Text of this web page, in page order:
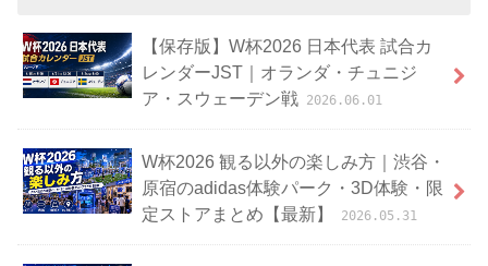
【保存版】W杯2026 日本代表 試合カ
レンダーJST｜オランダ・チュニジ
ア・スウェーデン戦 2026.06.01
W杯2026 観る以外の楽しみ方｜渋谷・
原宿のadidas体験パーク・3D体験・限
定ストアまとめ【最新】
2026.05.31